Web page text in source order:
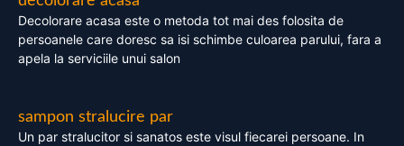
Decolorare acasa este o metoda tot mai des folosita de
persoanele care doresc sa isi schimbe culoarea parului, fara a
apela la serviciile unui salon
sampon stralucire par
Un par stralucitor si sanatos este visul fiecarei persoane. In